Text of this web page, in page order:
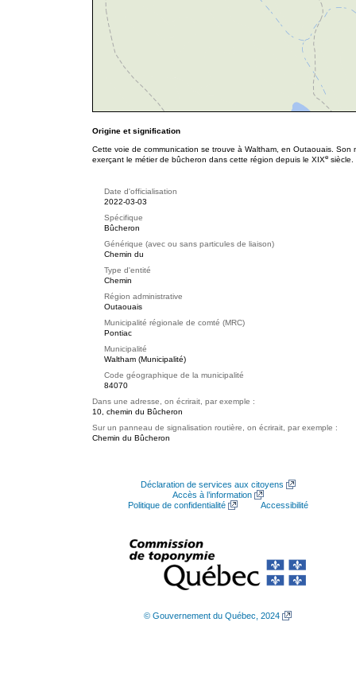
Origine et signification
Cette voie de communication se trouve à Waltham, en Outaouais.
exerçant le métier de bûcheron dans cette région depuis le XIXe siècle.
Date d'officialisation
2022-03-03
Spécifique
Bûcheron
Générique (avec ou sans particules de liaison)
Chemin du
Type d'entité
Chemin
Région administrative
Outaouais
Municipalité régionale de comté (MRC)
Pontiac
Municipalité
Waltham (Municipalité)
Code géographique de la municipalité
84070
Dans une adresse, on écrirait, par exemple :
10, chemin du Bûcheron
Sur un panneau de signalisation routière, on écrirait, par exemple :
Chemin du Bûcheron
Déclaration de services aux citoyens
Accès à l’information
Politique de confidentialité
Accessibilité
© Gouvernement du Québec, 2024